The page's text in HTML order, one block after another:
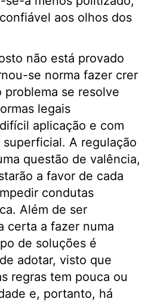
aos olhos dos
não está provado
se norma fazer crer
problema se resolve
legais
aplicação e com
A regulação
questão de valência,
a favor de cada
condutas
Além de ser
certa a fazer numa
de soluções é
adotar, visto que
regras tem pouca ou
e, portanto, há